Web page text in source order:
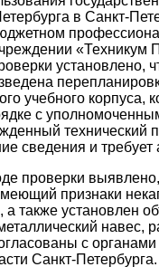
в Санкт-
«Техникум
установлено,
учебного корпуса,
с
технический
сведения и требует
проверки
признаки
а также установлен
навес,
с органами
Санкт-Петербурга.